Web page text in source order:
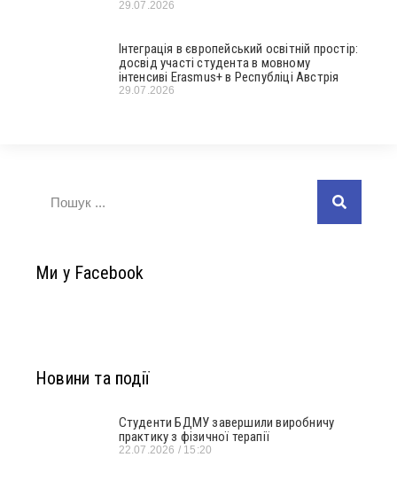
29.07.2026
Інтеграція в європейський освітній простір:
досвід участі студента в мовному
інтенсиві Erasmus+ в Республіці Австрія
29.07.2026
Ми у Facebook
Новини та події
Студенти БДМУ завершили виробничу
практику з фізичної терапії
22.07.2026 15:20